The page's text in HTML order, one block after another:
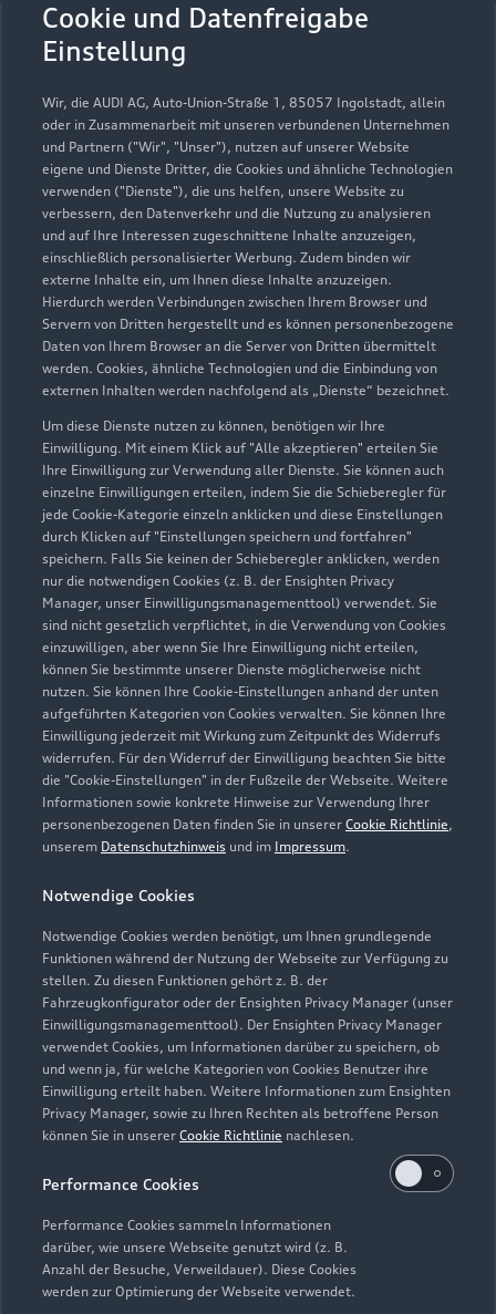
Cookie und Datenfreigabe
Einstellung
Wir, die AUDI AG, Auto-Union-Straße 1, 85057 Ingolstadt, allein
oder in Zusammenarbeit mit unseren verbundenen Unternehmen
und Partnern ("Wir", "Unser"), nutzen auf unserer Website
eigene und Dienste Dritter, die Cookies und ähnliche Technologien
verwenden ("Dienste"), die uns helfen, unsere Website zu
verbessern, den Datenverkehr und die Nutzung zu analysieren
und auf Ihre Interessen zugeschnittene Inhalte anzuzeigen,
einschließlich personalisierter Werbung. Zudem binden wir
externe Inhalte ein, um Ihnen diese Inhalte anzuzeigen.
Hierdurch werden Verbindungen zwischen Ihrem Browser und
Servern von Dritten hergestellt und es können personenbezogene
Daten von Ihrem Browser an die Server von Dritten übermittelt
werden. Cookies, ähnliche Technologien und die Einbindung von
externen Inhalten werden nachfolgend als „Dienste“ bezeichnet.
Um diese Dienste nutzen zu können, benötigen wir Ihre
Einwilligung. Mit einem Klick auf "Alle akzeptieren" erteilen Sie
Ihre Einwilligung zur Verwendung aller Dienste. Sie können auch
einzelne Einwilligungen erteilen, indem Sie die Schieberegler für
jede Cookie-Kategorie einzeln anklicken und diese Einstellungen
durch Klicken auf "Einstellungen speichern und fortfahren"
speichern. Falls Sie keinen der Schieberegler anklicken, werden
nur die notwendigen Cookies (z. B. der Ensighten Privacy
Manager, unser Einwilligungsmanagementtool) verwendet. Sie
sind nicht gesetzlich verpflichtet, in die Verwendung von Cookies
einzuwilligen, aber wenn Sie Ihre Einwilligung nicht erteilen,
können Sie bestimmte unserer Dienste möglicherweise nicht
nutzen. Sie können Ihre Cookie-Einstellungen anhand der unten
aufgeführten Kategorien von Cookies verwalten. Sie können Ihre
Einwilligung jederzeit mit Wirkung zum Zeitpunkt des Widerrufs
widerrufen. Für den Widerruf der Einwilligung beachten Sie bitte
die "Cookie-Einstellungen" in der Fußzeile der Webseite. Weitere
Informationen sowie konkrete Hinweise zur Verwendung Ihrer
personenbezogenen Daten finden Sie in unserer Cookie Richtlinie,
unserem Datenschutzhinweis und im Impressum.
Notwendige Cookies
Notwendige Cookies werden benötigt, um Ihnen grundlegende
Funktionen während der Nutzung der Webseite zur Verfügung zu
stellen. Zu diesen Funktionen gehört z. B. der
Fahrzeugkonfigurator oder der Ensighten Privacy Manager (unser
Einwilligungsmanagementtool). Der Ensighten Privacy Manager
verwendet Cookies, um Informationen darüber zu speichern, ob
und wenn ja, für welche Kategorien von Cookies Benutzer ihre
Einwilligung erteilt haben. Weitere Informationen zum Ensighten
Privacy Manager, sowie zu Ihren Rechten als betroffene Person
können Sie in unserer Cookie Richtlinie nachlesen.
Performance Cookies
Performance Cookies sammeln Informationen
darüber, wie unsere Webseite genutzt wird (z. B.
Anzahl der Besuche, Verweildauer). Diese Cookies
werden zur Optimierung der Webseite verwendet.
info@audi-wolf.de
Kontaktdaten herunterladen
Öffnungszeiten
Verkauf
Geschlossen, öffnet amFreitag 08:30
Service
Geschlossen,öffnet amFreitag 07:00
Teile- und Zubehörverkauf
Geschlossen, öffnet am Freitag 08:00
Zurück nach oben
Modelle
Alle Modelle
Modelle vergleichen
Elektromodelle
Plug-in-Hybride
Kaufen & leasen
Neuwagensuche
Gebrauchtwagensuche
Gebrauchtwagen
Finanzierung
Aktionen & Angebote
Geschäftskunden
Service & Zubehör
Saisonale Angebote
Audi digital services
myAudi
Support
Kundenservice
Händlersuche
Audi Code
Häufige Fragen (FAQ)
Audi Online Beratung
Online-Terminvereinbarung
Verträge kündigen
Unternehmen
Karriere
Investor Relations
Presse & Media Center
Datenschutz
Newsletter
© 2026 AUDI AG. Alle Rechte vorbehalten
Impressum
Datenschutzinformation
Cookie-Einstellungen
Digital Services Act
EU Data Act
Die direkten und indirekten Tochtergesellschaften der